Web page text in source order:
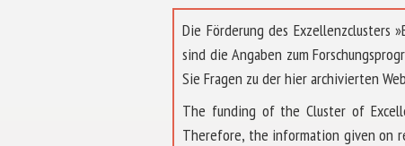
Die Förderung des Exzellenzclusters
sind die Angaben zum
Sie Fragen zu der hier archivierten
The funding of the Cluster of
Therefore, the information given on